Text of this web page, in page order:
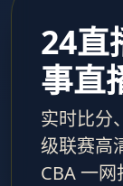
24直
事直
实时比分
级联赛高
CBA 一网